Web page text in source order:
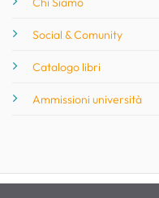
Social & Comunity
Catalogo libri
Ammissioni università